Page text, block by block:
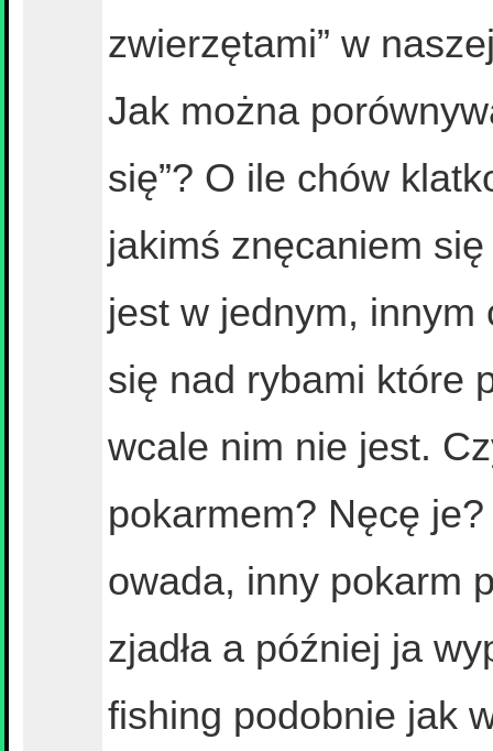
zwierzętami” w
Jak można
się”? O ile chów
jakimś znęcaniem
jest w jednym, innym
się nad rybami które
wcale nim nie jest.
pokarmem? Nęcę
owada, inny pokarm
zjadła a później ja
fishing podobnie jak